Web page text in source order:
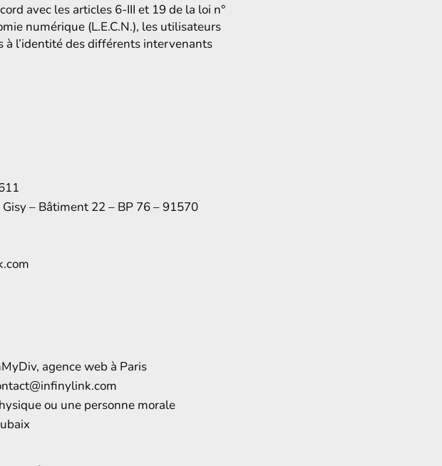
avec les articles 6-III et 19 de la loi n°
numérique (L.E.C.N.), les utilisateurs
l’identité des différents intervenants
– Bâtiment 22 – BP 76 – 91570
agence web à Paris
ou une personne morale